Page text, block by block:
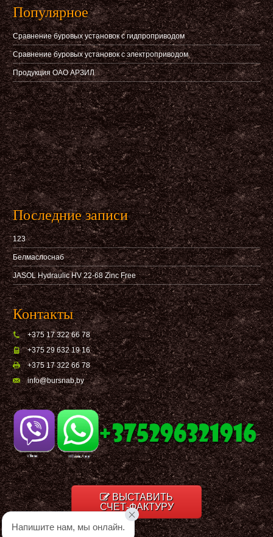
Популярное
Сравнение буровых установок с гидпроприводом
Сравнение буровых установок с электроприводом
Продукция ОАО АРЗИЛ
Последние записи
123
Белмаслоснаб
JASOL Hydraulic HV 22-68 Zinc Free
Контакты
+375 17 322 66 78
+375 29 632 19 16
+375 17 322 66 78
info@bursnab,by
ВЫСТАВИТЬ
СЧЕТ-ФАКТУРУ
Напишите нам, мы онлайн.